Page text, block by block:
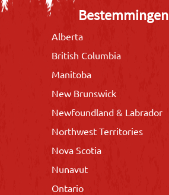
Bestemmingen
Alberta
British Columbia
Manitoba
New Brunswick
Newfoundland & Labrador
Northwest Territories
Nova Scotia
Nunavut
Ontario